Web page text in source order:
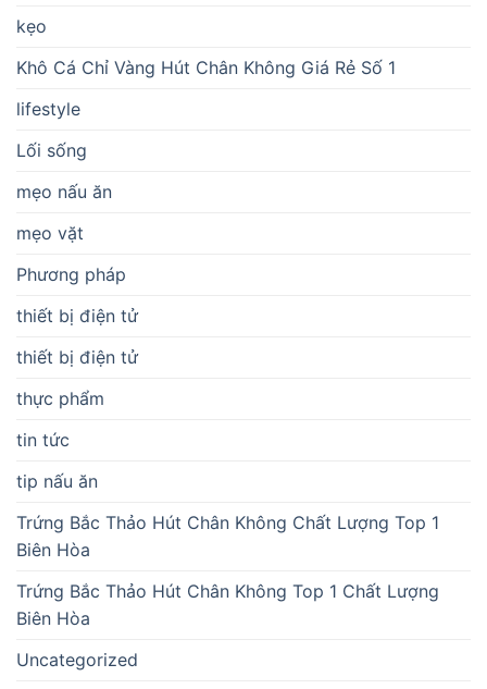
kẹo
Khô Cá Chỉ Vàng Hút Chân Không Giá Rẻ Số 1
lifestyle
Lối sống
mẹo nấu ăn
mẹo vặt
Phương pháp
thiết bị điện tử
thiết bị điện tử
thực phẩm
tin tức
tip nấu ăn
Trứng Bắc Thảo Hút Chân Không Chất Lượng Top 1
Biên Hòa
Trứng Bắc Thảo Hút Chân Không Top 1 Chất Lượng
Biên Hòa
Uncategorized